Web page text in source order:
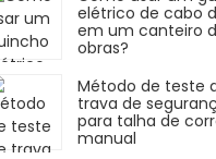
elétrico de cabo
em um canteiro
obras?
Método de teste
trava de
para talha de
manual